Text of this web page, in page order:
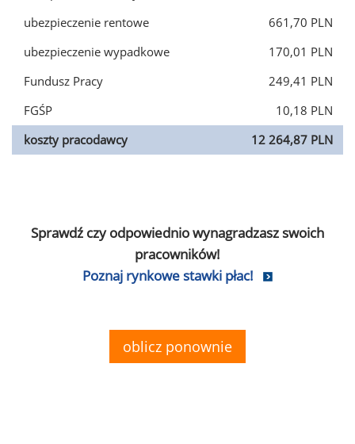
ubezpieczenie rentowe
661,70 PLN
ubezpieczenie wypadkowe
170,01 PLN
Fundusz Pracy
249,41 PLN
FGŚP
10,18 PLN
koszty pracodawcy
12 264,87 PLN
Sprawdź czy odpowiednio wynagradzasz swoich
pracowników!
Poznaj rynkowe stawki płac!
oblicz ponownie